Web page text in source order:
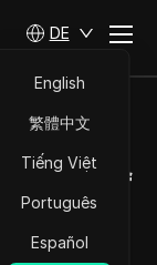
DE
English
繁體中文
Tiếng Việt
Português
Español
Der
Zugriff
im